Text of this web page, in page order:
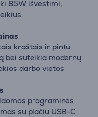
85W išvestimi,
kraštais ir pintu
bei suteikia modernų
darbo vietos.
programinės
su plačiu USB-C